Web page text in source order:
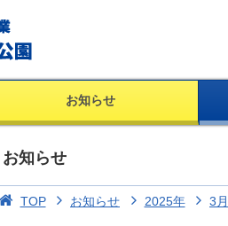
お知らせ
お知らせ
TOP お知らせ 2025年 3月